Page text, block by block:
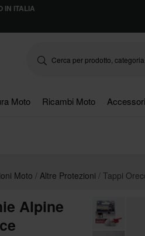
IN ITALIA
Moto Ricambi Moto Accessori
Moto Altre Protezioni Tappi
Alpine